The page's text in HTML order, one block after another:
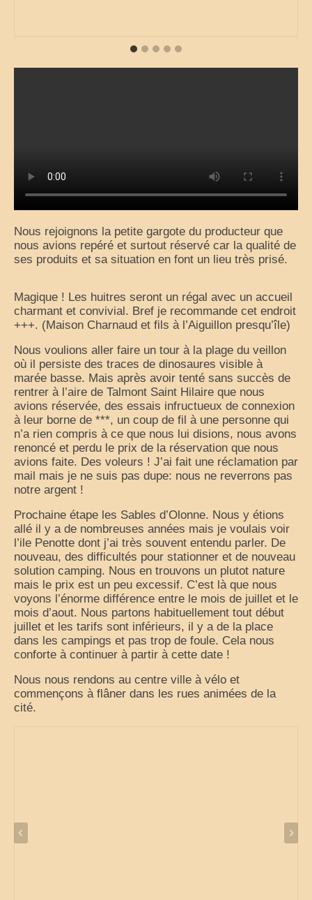
Nous rejoignons la petite gargote du producteur que
nous avions repéré et surtout réservé car la qualité de
ses produits et sa situation en font un lieu très prisé.
Magique ! Les huitres seront un régal avec un accueil
charmant et convivial. Bref je recommande cet endroit
+++. (Maison Charnaud et fils à l’Aiguillon presqu’île)
Nous voulions aller faire un tour à la plage du veillon
où il persiste des traces de dinosaures visible à
marée basse. Mais après avoir tenté sans succès de
rentrer à l’aire de Talmont Saint Hilaire que nous
avions réservée, des essais infructueux de connexion
à leur borne de ***, un coup de fil à une personne qui
n’a rien compris à ce que nous lui disions, nous avons
renoncé et perdu le prix de la réservation que nous
avions faite. Des voleurs ! J’ai fait une réclamation par
mail mais je ne suis pas dupe: nous ne reverrons pas
notre argent !
Prochaine étape les Sables d’Olonne. Nous y étions
allé il y a de nombreuses années mais je voulais voir
l’ile Penotte dont j’ai très souvent entendu parler. De
nouveau, des difficultés pour stationner et de nouveau
solution camping. Nous en trouvons un plutot nature
mais le prix est un peu excessif. C’est là que nous
voyons l’énorme différence entre le mois de juillet et le
mois d’aout. Nous partons habituellement tout début
juillet et les tarifs sont inférieurs, il y a de la place
dans les campings et pas trop de foule. Cela nous
conforte à continuer à partir à cette date !
Nous nous rendons au centre ville à vélo et
commençons à flâner dans les rues animées de la
cité.